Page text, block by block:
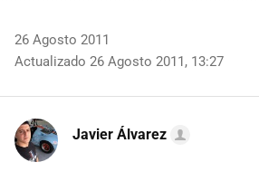
26 Agosto 2011
Actualizado 26 Agosto 2011, 13:27
Javier Álvarez